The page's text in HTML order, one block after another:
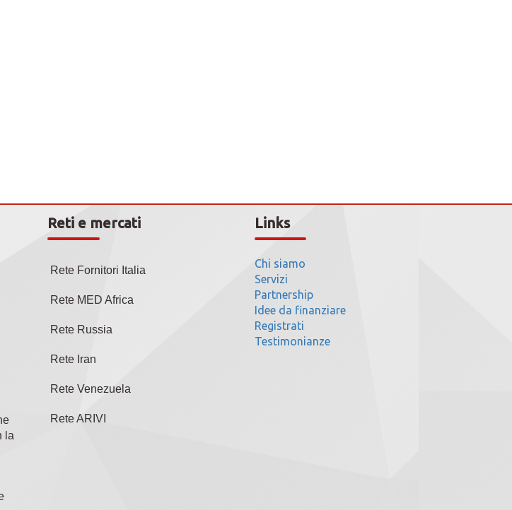
la
Reti e mercati
Rete Fornitori Italia
Rete MED Africa
Rete Russia
Rete Iran
Rete Venezuela
Rete ARIVI
Links
Chi siamo
Servizi
Partnership
Idee da finanziare
Registrati
Testimonianze